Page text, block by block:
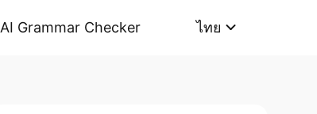
AI Grammar Checker ไทย